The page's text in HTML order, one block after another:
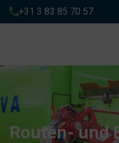
+31 3 83 85 70 57
Routen- und